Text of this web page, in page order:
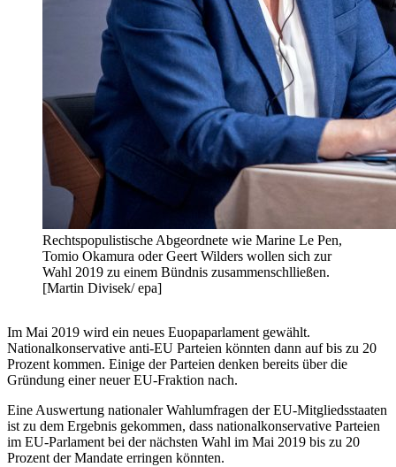
Rechtspopulistische Abgeordnete wie Marine Le Pen,
Tomio Okamura oder Geert Wilders wollen sich zur
Wahl 2019 zu einem Bündnis zusammenschlließen.
[Martin Divisek/ epa]
Im Mai 2019 wird ein neues Euopaparlament gewählt.
Nationalkonservative anti-EU Parteien könnten dann auf bis zu 20
Prozent kommen. Einige der Parteien denken bereits über die
Gründung einer neuer EU-Fraktion nach.
Eine Auswertung nationaler Wahlumfragen der EU-Mitgliedsstaaten
ist zu dem Ergebnis gekommen, dass nationalkonservative Parteien
im EU-Parlament bei der nächsten Wahl im Mai 2019 bis zu 20
Prozent der Mandate erringen könnten.